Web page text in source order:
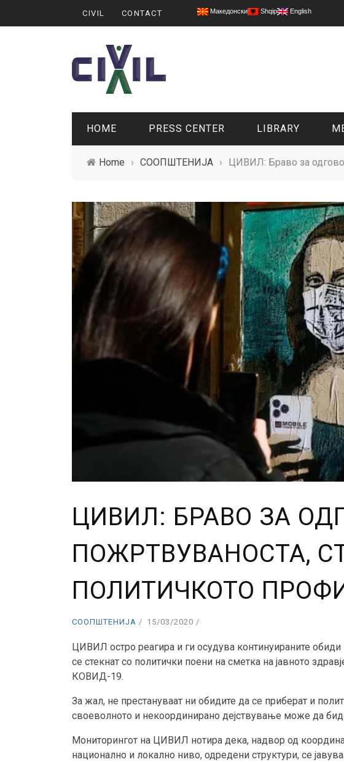
CIVIL CONTACT Македонски Shqip English
HOME PRESS CENTER LIBRARY
Home › СООПШТЕНИЈА › ЦИВИЛ: Браво за
ЦИВИЛ: БРАВО ЗА
ПОЖРТВУВАНОСТА,
ПОЛИТИЧКОТО
СООПШТЕНИЈА 15/03/2020
ЦИВИЛ остро реагира и ги осудува континуираните
се стекнат со политички поени на сметка на јавното
КОВИД-19.
За жал, не престануваат ни обидите да се приберат и
своеволното и некоординирано дејствување може да
Мониторингот на ЦИВИЛ нотира дека, надвор од
национално и локално ниво, одредени структури, се